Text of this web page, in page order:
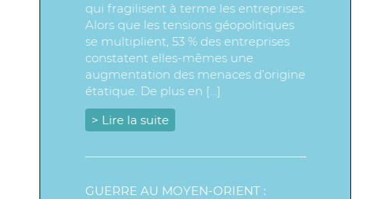
qui fragilisent à terme les entreprises.
Alors que les tensions géopolitiques
se multiplient, 53 % des entreprises
constatent elles-mêmes une
augmentation des menaces d’origine
étatique. De plus en […]
> Lire la suite
GUERRE AU MOYEN-ORIENT :